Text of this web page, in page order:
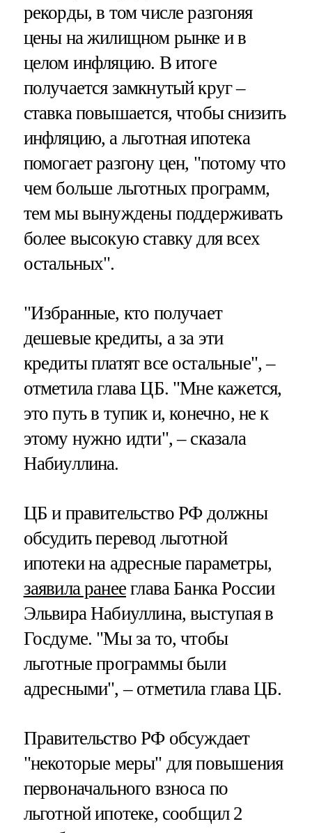
рекорды, в том числе разгоняя
цены на жилищном рынке и в
целом инфляцию. В итоге
получается замкнутый круг –
ставка повышается, чтобы снизить
инфляцию, а льготная ипотека
помогает разгону цен, "потому что
чем больше льготных программ,
тем мы вынуждены поддерживать
более высокую ставку для всех
остальных".
"Избранные, кто получает
дешевые кредиты, а за эти
кредиты платят все остальные", –
отметила глава ЦБ. "Мне кажется,
это путь в тупик и, конечно, не к
этому нужно идти", – сказала
Набиуллина.
ЦБ и правительство РФ должны
обсудить перевод льготной
ипотеки на адресные параметры,
заявила ранее глава Банка России
Эльвира Набиуллина, выступая в
Госдуме. "Мы за то, чтобы
льготные программы были
адресными", – отметила глава ЦБ.
Правительство РФ обсуждает
"некоторые меры" для повышения
первоначального взноса по
льготной ипотеке, сообщил 2